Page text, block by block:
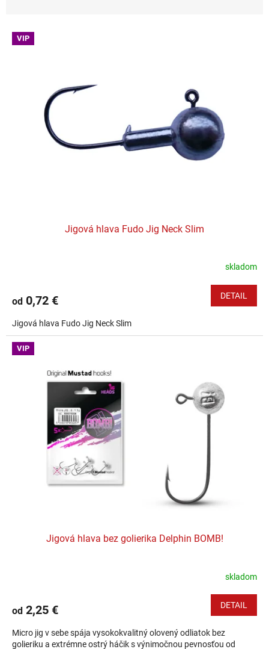
Výpis produktov
VIP
Jigová hlava Fudo Jig Neck Slim
skladom
od 0,72 € DETAIL
Jigová hlava Fudo Jig Neck Slim
VIP
Jigová hlava bez golierika Delphin BOMB!
skladom
od 2,25 € DETAIL
Micro jig v sebe spája vysokokvalitný olovený odliatok bez
golieriku a extrémne ostrý háčik s výnimočnou pevnosťou od